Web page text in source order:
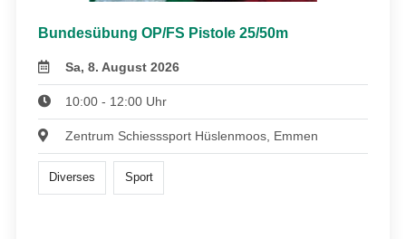
Bundesübung OP/FS Pistole 25/50m
Sa, 8. August 2026
10:00 - 12:00 Uhr
Zentrum Schiesssport Hüslenmoos, Emmen
Diverses Sport